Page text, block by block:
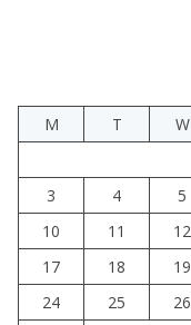
M
T W
3
4 5
10
11 12
17
18 19
24
25 26